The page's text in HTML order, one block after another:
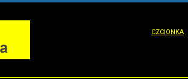
CZCIONKA